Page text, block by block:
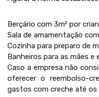
Berçário com 3m² por
Sala de amamentação
Cozinha para preparo de
Banheiros para as mães e
Caso a empresa não
oferecer o reembolso-
gastos com creche até os